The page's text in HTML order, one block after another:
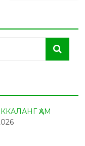
ҲАМ